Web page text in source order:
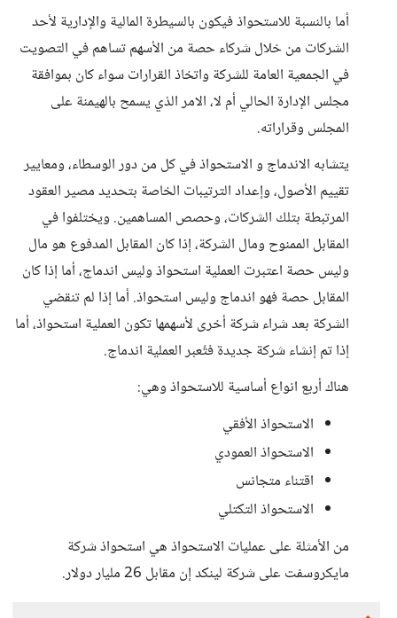
أما بالنسبة للاستحواذ فيكون بالسيطرة المالية والإدارية لأحد
الشركات من خلال شركاء حصة من الأسهم تساهم في التصويت
في الجمعية العامة للشركة واتخاذ القرارات سواء كان بموافقة
مجلس الإدارة الحالي أم لا، الامر الذي يسمح بالهيمنة على
المجلس وقراراته.
يتشابه الاندماج و الاستحواذ في كل من دور الوسطاء، ومعايير
تقييم الأصول، وإعداد الترتيبات الخاصة بتحديد مصير العقود
المرتبطة بتلك الشركات، وحصص المساهمين. ويختلفوا في
المقابل الممنوح ومال الشركة، إذا كان المقابل المدفوع هو مال
وليس حصة اعتبرت العملية استحواذ وليس اندماج، أما إذا كان
المقابل حصة فهو اندماج وليس استحواذ. أما إذا لم تنقضي
الشركة بعد شراء شركة أخرى لأسهمها تكون العملية استحواذ، أما
إذا تم إنشاء شركة جديدة فتُعبر العملية اندماج.
هناك أربع انواع أساسية للاستحواذ وهي:
الاستحواذ الأفقي
الاستحواذ العمودي
اقتناء متجانس
الاستحواذ التكتلي
من الأمثلة على عمليات الاستحواذ هي استحواذ شركة
مايكروسفت على شركة لينكد إن مقابل 26 مليار دولار.